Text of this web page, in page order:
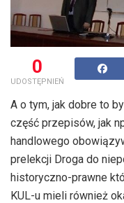
0
UDOSTĘPNIEŃ
A o tym, jak dobre to
część przepisów, jak
handlowego
prelekcji Droga do
historyczno-prawne
KUL-u mieli również